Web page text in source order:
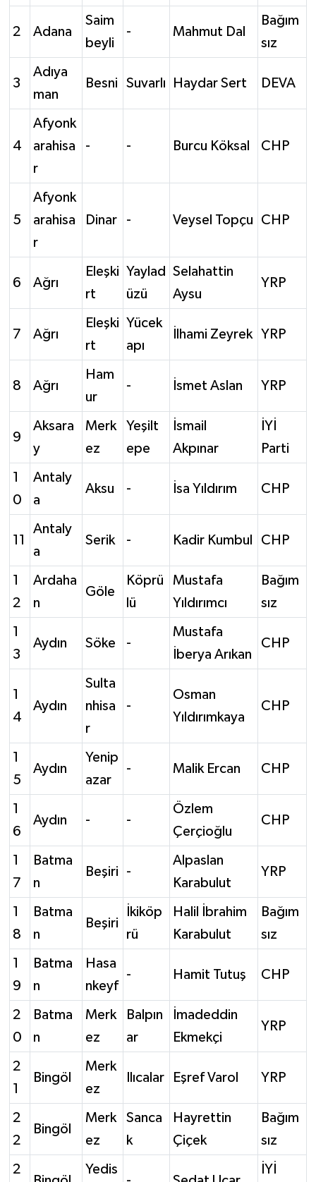
2 Adana
Saim
beyli
- Mahmut Dal
Bağım
sız
3
Adıya
man
Besni Suvarlı Haydar Sert DEVA
4
Afyonk
arahisa
r
- - Burcu Köksal CHP
5
Afyonk
arahisa
r
Dinar - Veysel Topçu CHP
6 Ağrı
Eleşki
rt
Yaylad
üzü
Selahattin
Aysu
YRP
7 Ağrı
Eleşki
rt
Yücek
apı
İlhami Zeyrek YRP
8 Ağrı
Ham
ur
- İsmet Aslan YRP
9
Aksara
y
Merk
ez
Yeşilt
epe
İsmail
Akpınar
İYİ
Parti
1
0
Antaly
a
Aksu - İsa Yıldırım CHP
11
Antaly
a
Serik - Kadir Kumbul CHP
1
2
Ardaha
n
Göle
Köprü
lü
Mustafa
Yıldırımcı
Bağım
sız
1
3
Aydın Söke -
Mustafa
İberya Arıkan
CHP
1
4
Aydın
Sulta
nhisa
r
-
Osman
Yıldırımkaya
CHP
1
5
Aydın
Yenip
azar
- Malik Ercan CHP
1
6
Aydın - -
Özlem
Çerçioğlu
CHP
1
7
Batma
n
Beşiri -
Alpaslan
Karabulut
YRP
1
8
Batma
n
Beşiri
İkiköp
rü
Halil İbrahim
Karabulut
Bağım
sız
1
9
Batma
n
Hasa
nkeyf
- Hamit Tutuş CHP
2
0
Batma
n
Merk
ez
Balpın
ar
İmadeddin
Ekmekçi
YRP
2
1
Bingöl
Merk
ez
Ilıcalar Eşref Varol YRP
2
2
Bingöl
Merk
ez
Sanca
k
Hayrettin
Çiçek
Bağım
sız
2
Yedis
İYİ